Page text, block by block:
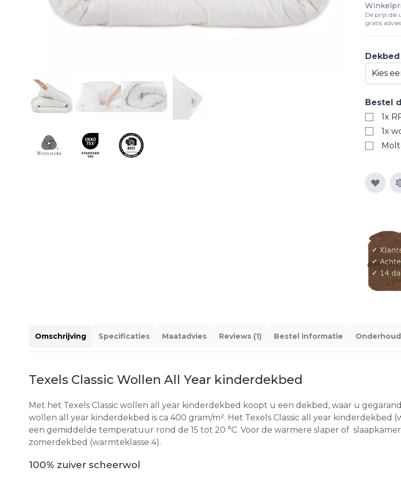
De prijs die
gratis
Bestel
1x
1x
Omschrijving Specificaties Maatadvies Reviews (1) Bestel informatie Onderhoud
Texels Classic Wollen All Year kinderdekbed
Met het Texels Classic wollen all year kinderdekbed koopt u een dekbed, waar u
wollen all year kinderdekbed is ca 400 gram/m². Het Texels Classic all year kinderdekbed
een gemiddelde temperatuur rond de 15 tot 20 °C. Voor de warmere slaper of
zomerdekbed (warmteklasse 4).
100% zuiver scheerwol